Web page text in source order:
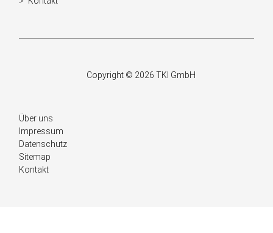
Navigation
Copyright © 2026 TKI GmbH
Navigation
überspringen
Über uns
Impressum
Datenschutz
Sitemap
Kontakt